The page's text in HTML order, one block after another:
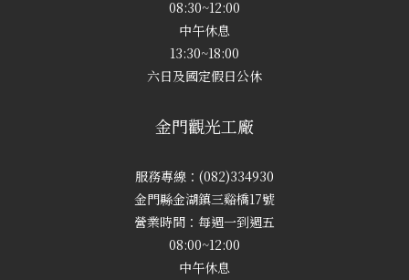
08:30~12:00
中午休息
13:30~18:00
六日及國定假日公休
金門觀光工廠
服務專線：(082)334930
金門縣金湖鎮三谿橋17號
營業時間：每週一到週五
08:00~12:00
中午休息